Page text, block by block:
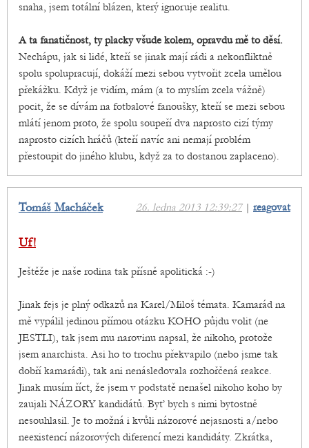
snaha, jsem totální blázen, který ignoruje realitu.
A ta fanatičnost, ty placky všude kolem, opravdu mě to děsí.
Nechápu, jak si lidé, kteří se jinak mají rádi a nekonfliktně
spolu spolupracují, dokáží mezi sebou vytvořit zcela umělou
překážku. Když je vidím, mám (a to myslím zcela vážně)
pocit, že se dívám na fotbalové fanoušky, kteří se mezi sebou
mlátí jenom proto, že spolu soupeří dva naprosto cizí týmy
naprosto cizích hráčů (kteří navíc ani nemají problém
přestoupit do jiného klubu, když za to dostanou zaplaceno).
26. ledna 2013 12:39:27| reagovat
Tomáš Macháček
Uf!
Ještěže je naše rodina tak přísně apolitická :-)
Jinak fejs je plný odkazů na Karel/Miloš témata. Kamarád na
mě vypálil jedinou přímou otázku KOHO půjdu volit (ne
JESTLI), tak jsem mu narovinu napsal, že nikoho, protože
jsem anarchista. Asi ho to trochu překvapilo (nebo jsme tak
dobří kamarádi), tak ani nenásledovala rozhořčená reakce.
Jinak musím říct, že jsem v podstatě nenašel nikoho koho by
zaujali NÁZORY kandidátů. Byť bych s nimi bytostně
nesouhlasil. Je to možná i kvůli názorové nejasnosti a/nebo
neexistencí názorových diferencí mezi kandidáty. Zkrátka,